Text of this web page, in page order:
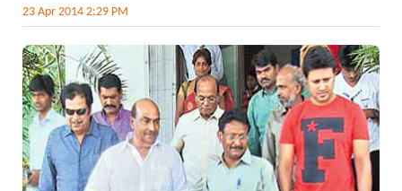
23 Apr 2014 2:29 PM